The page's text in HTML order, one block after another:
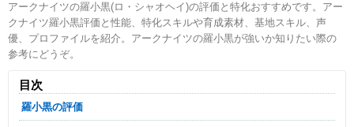
アークナイツの羅小黒(ロ・シャオヘイ)の評価と特化おすすめです。アー
クナイツ羅小黒評価と性能、特化スキルや育成素材、基地スキル、声
優、プロファイルを紹介。アークナイツの羅小黒が強いか知りたい際の
参考にどうぞ。
目次
羅小黒の評価